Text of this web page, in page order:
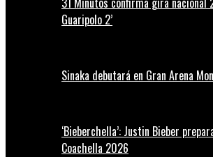
Guaripolo 2’
Sinaka debutará en Gran Arena
‘Bieberchella’: Justin Bieber
Coachella 2026